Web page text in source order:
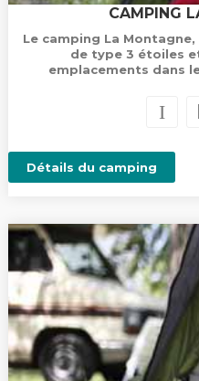
CAMPING
Le camping La
de type 3 étoiles
emplacements dans
Détails du camping